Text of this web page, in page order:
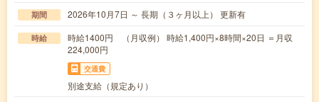
期間 2026年10月7日 ～ 長期（３ヶ月以上） 更新有
時給
時給1400円 （月収例） 時給1,400円×8時間×20日 ＝月収
224,000円
交通費
別途支給（規定あり）